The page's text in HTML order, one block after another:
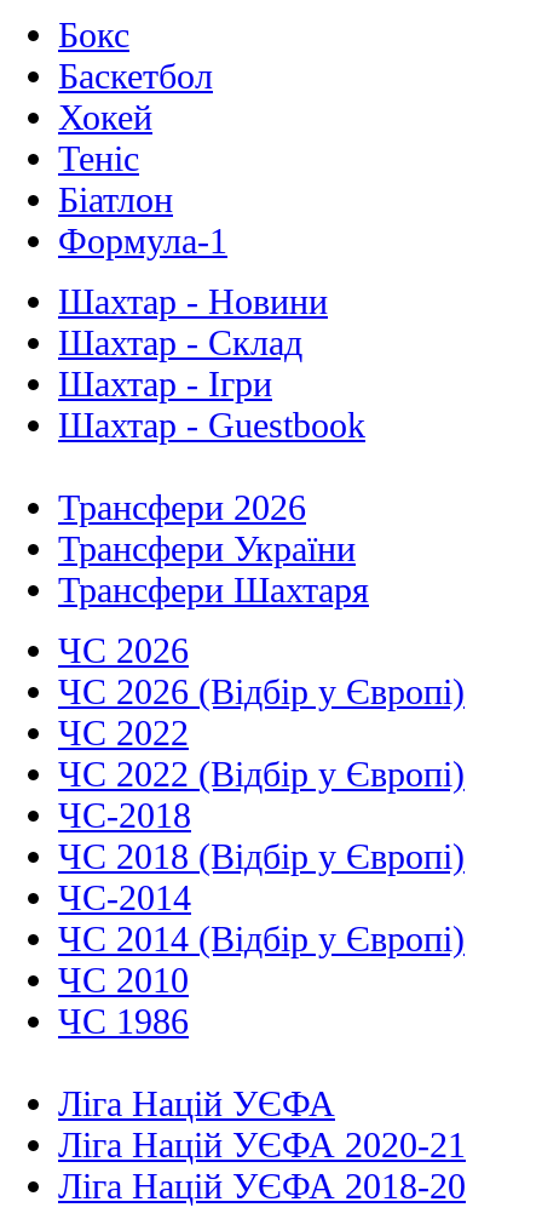
Бокс
Баскетбол
Хокей
Теніс
Біатлон
Формула-1
Шахтар - Новини
Шахтар - Склад
Шахтар - Ігри
Шахтар - Guestbook
Трансфери 2026
Трансфери України
Трансфери Шахтаря
ЧС 2026
ЧС 2026 (Відбір у Європі)
ЧС 2022
ЧС 2022 (Відбір у Європі)
ЧС-2018
ЧС 2018 (Відбір у Європі)
ЧС-2014
ЧС 2014 (Відбір у Європі)
ЧС 2010
ЧС 1986
Ліга Націй УЄФА
Ліга Націй УЄФА 2020-21
Ліга Націй УЄФА 2018-20